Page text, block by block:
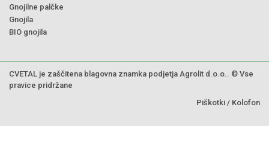
Gnojilne palčke
Gnojila
BIO gnojila
CVETAL je zaščitena blagovna znamka podjetja Agrolit d.o.o.. © Vse
pravice pridržane
Piškotki / Kolofon